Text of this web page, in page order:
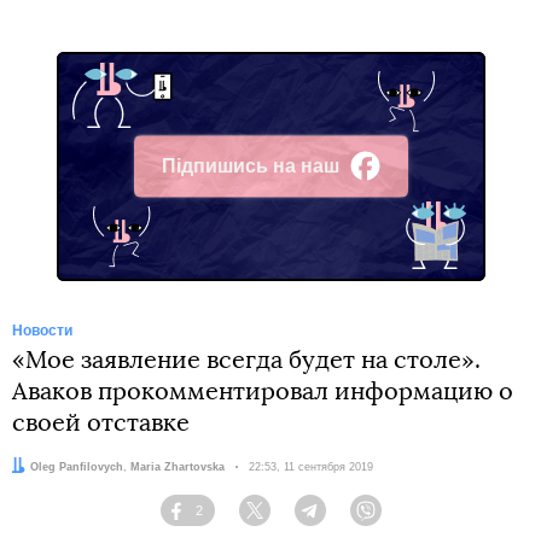
Підпишись на наш
Facebook
Новости
«Мое заявление всегда будет на столе».
Аваков прокомментировал информацию о
своей отставке
Авторы:
Oleg Panfilovych , Maria Zhartovska Дата:
22:53, 11 сентября 2019
Facebook
2
Twitter TelegramViber